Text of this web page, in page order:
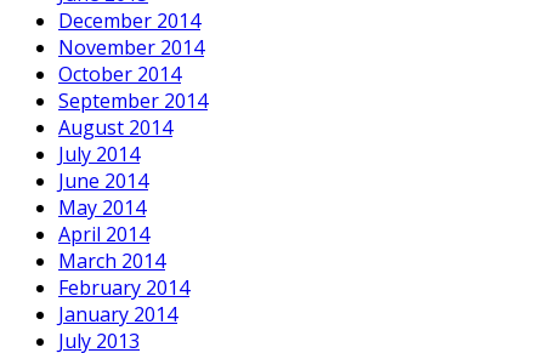
December 2014
November 2014
October 2014
September 2014
August 2014
July 2014
June 2014
May 2014
April 2014
March 2014
February 2014
January 2014
July 2013